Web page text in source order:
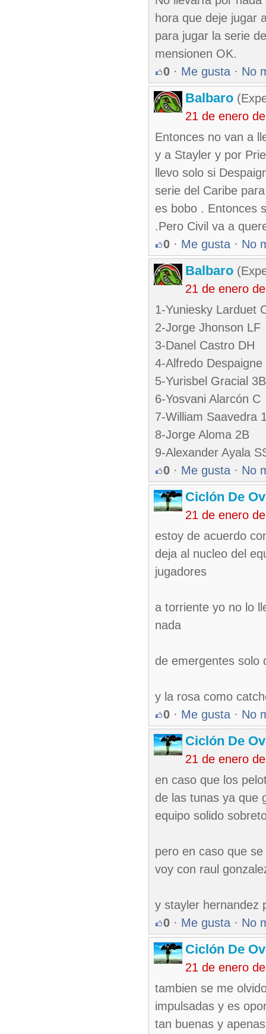
hora que deje jugar
para jugar la serie
mensionen OK.
0 · Me gusta · No
Balbaro
21 de enero
Entonces no van a
y a Stayler y por
llevo solo si
serie del Caribe
es bobo . Entonces
.Pero Civil va a
0 · Me gusta · No
Balbaro
21 de enero
1-Yuniesky Larduet
2-Jorge Jhonson LF
3-Danel Castro DH
4-Alfredo Despaigne
5-Yurisbel Gracial
6-Yosvani Alarcón C
7-William Saavedra
8-Jorge Aloma 2B
9-Alexander Ayala
0 · Me gusta · No
Ciclón De
21 de enero
estoy de acuerdo
deja al nucleo del
jugadores
a torriente yo no lo
nada
de emergentes solo
y la rosa como
0 · Me gusta · No
Ciclón De
21 de enero
en caso que los
de las tunas ya que
equipo solido
pero en caso que
voy con raul
y stayler hernandez
0 · Me gusta · No
Ciclón De
21 de enero
tambien se me
impulsadas y es
tan buenas y